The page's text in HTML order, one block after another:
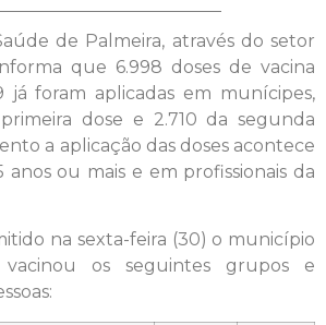
de Palmeira, através do setor
que 6.998 doses de vacina
já foram aplicadas em munícipes,
dose e 2.710 da segunda
a aplicação das doses acontece
anos ou mais e em profissionais da
na sexta-feira (30) o município
os seguintes grupos e